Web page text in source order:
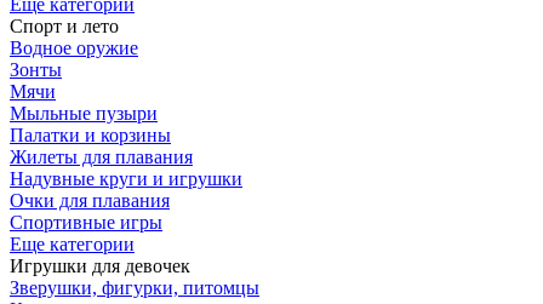
Спорт и лето
Водное оружие
Зонты
Мячи
Мыльные пузыри
Палатки и корзины
Жилеты для плавания
Надувные круги и игрушки
Очки для плавания
Спортивные игры
Еще категории
Игрушки для девочек
Зверушки, фигурки, питомцы